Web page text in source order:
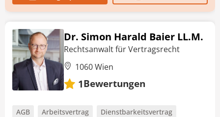
Dr. Simon Harald Baier LL.M.
Rechtsanwalt für Vertragsrecht
1060 Wien
1Bewertungen
AGB Arbeitsvertrag
Dienstbarkeitsvertrag